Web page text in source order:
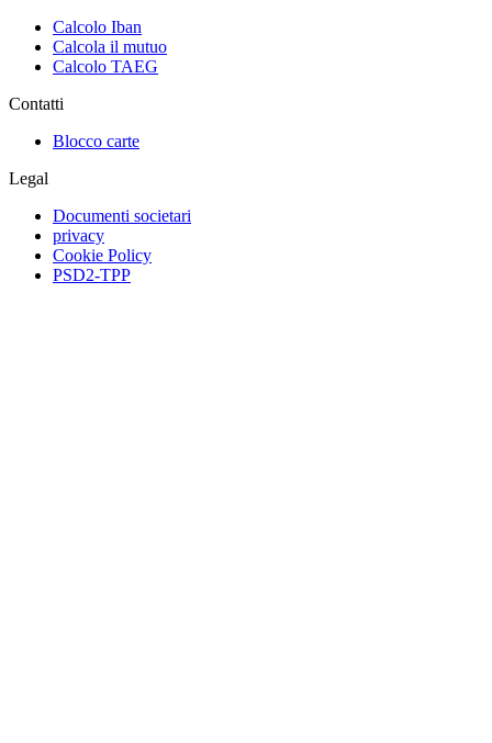
Calcolo Iban
Calcola il mutuo
Calcolo TAEG
Contatti
Blocco carte
Legal
Documenti societari
privacy
Cookie Policy
PSD2-TPP